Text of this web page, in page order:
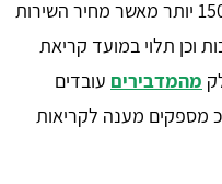
במקרים אלה יש לצפות לשלם כ-150% יותר מאשר מחיר השירות
וכן תלוי במועד קריאת
מהמדבירים עובדים
מספקים מענה לקריאות